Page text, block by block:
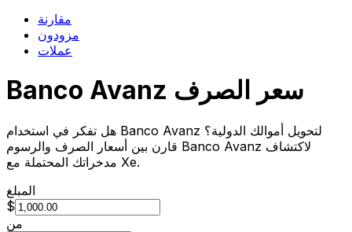
مقارنة
مزودون
عملات
Banco Avanz سعر الصرف
هل تفكر في استخدام Banco Avanz لتحويل أموالك الدولية؟
قارن بين أسعار الصرف والرسوم Banco Avanz لاكتشاف
مدخراتك المحتملة مع Xe.
المبلغ
$
من